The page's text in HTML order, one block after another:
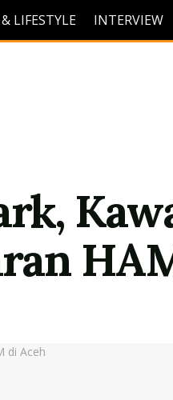
LIFESTYLE INTERVIEW